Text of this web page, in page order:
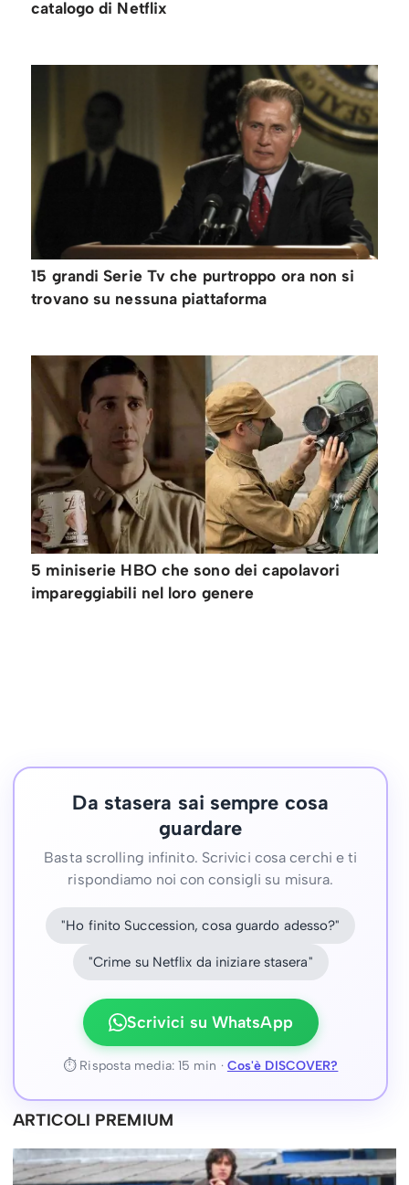
catalogo di Netflix
15 grandi Serie Tv che purtroppo ora non si
trovano su nessuna piattaforma
5 miniserie HBO che sono dei capolavori
impareggiabili nel loro genere
Da stasera sai sempre cosa
guardare
Basta scrolling infinito. Scrivici cosa cerchi e ti
rispondiamo noi con consigli su misura.
"Ho finito Succession, cosa guardo adesso?"
"Crime su Netflix da iniziare stasera"
Scrivici su WhatsApp
⏱ Risposta media: 15 min · Cos'è DISCOVER?
ARTICOLI PREMIUM